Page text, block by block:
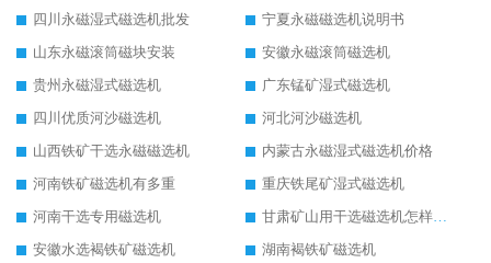
四川永磁湿式磁选机批发
宁夏永磁磁选机说明书
山东永磁滚筒磁块安装
安徽永磁滚筒磁选机
贵州永磁湿式磁选机
广东锰矿湿式磁选机
四川优质河沙磁选机
河北河沙磁选机
山西铁矿干选永磁磁选机
内蒙古永磁湿式磁选机价格
河南铁矿磁选机有多重
重庆铁尾矿湿式磁选机
河南干选专用磁选机
甘肃矿山用干选磁选机怎样调磁
安徽水选褐铁矿磁选机
湖南褐铁矿磁选机